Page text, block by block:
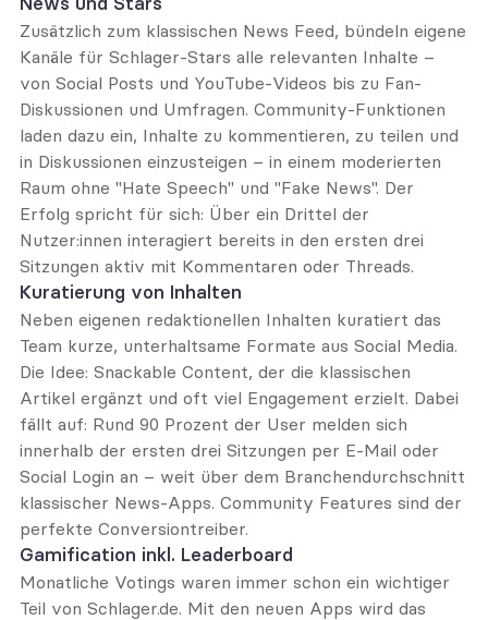
Zusätzlich zum klassischen News Feed, bündeln eigene
Kanäle für Schlager-Stars alle relevanten Inhalte –
von Social Posts und YouTube-Videos bis zu Fan-
Diskussionen und Umfragen. Community-Funktionen
laden dazu ein, Inhalte zu kommentieren, zu teilen und
in Diskussionen einzusteigen – in einem moderierten
Raum ohne "Hate Speech" und "Fake News". Der
Erfolg spricht für sich: Über ein Drittel der
Nutzer:innen interagiert bereits in den ersten drei
Sitzungen aktiv mit Kommentaren oder Threads.
Kuratierung von Inhalten
Neben eigenen redaktionellen Inhalten kuratiert das
Team kurze, unterhaltsame Formate aus Social Media.
Die Idee: Snackable Content, der die klassischen
Artikel ergänzt und oft viel Engagement erzielt. Dabei
fällt auf: Rund 90 Prozent der User melden sich
innerhalb der ersten drei Sitzungen per E-Mail oder
Social Login an – weit über dem Branchendurchschnitt
klassischer News-Apps. Community Features sind der
perfekte Conversiontreiber.
Gamification inkl. Leaderboard
Monatliche Votings waren immer schon ein wichtiger
Teil von Schlager.de. Mit den neuen Apps wird das